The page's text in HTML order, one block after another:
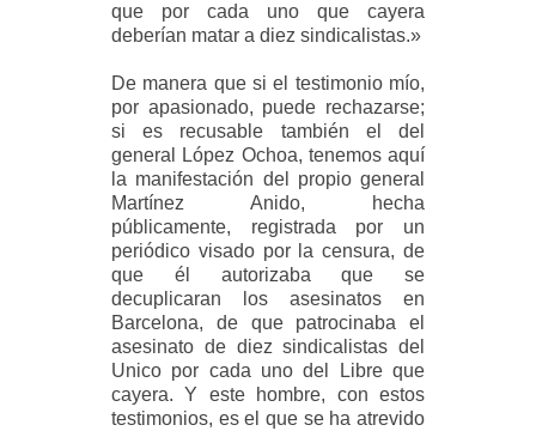
que por cada uno que cayera
deberían matar a diez sindicalistas.»
De manera que si el testimonio mío,
por apasionado, puede rechazarse;
si es recusable también el del
general López Ochoa, tenemos aquí
la manifestación del propio general
Martínez Anido, hecha
públicamente, registrada por un
periódico visado por la censura, de
que él autorizaba que se
decuplicaran los asesinatos en
Barcelona, de que patrocinaba el
asesinato de diez sindicalistas del
Unico por cada uno del Libre que
cayera. Y este hombre, con estos
testimonios, es el que se ha atrevido